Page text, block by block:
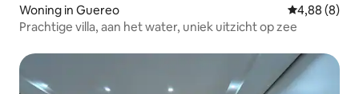
Woning in Guereo Gemiddelde
4,88 (8)
Prachtige villa, aan het water, uniek uitzicht op zee